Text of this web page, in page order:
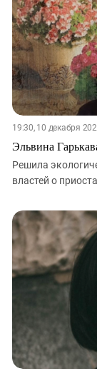
19:30, 10 декабря
Эльвина
Решила
властей о